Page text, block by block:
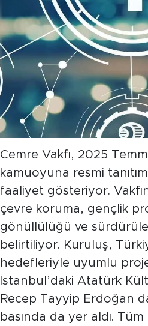
Cemre Vakfı, 2025
kamuoyuna resmi
faaliyet gösteriyor.
çevre koruma, gençlik
gönüllülüğü ve
belirtiliyor. Kuruluş,
hedefleriyle uyumlu
İstanbul’daki Atatürk
Recep Tayyip Erdoğan
basında da yer aldı.